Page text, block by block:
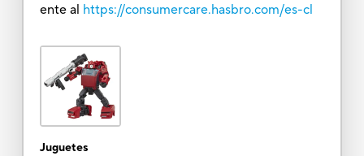
ente al https://consumercare.hasbro.com/es-cl
Juguetes